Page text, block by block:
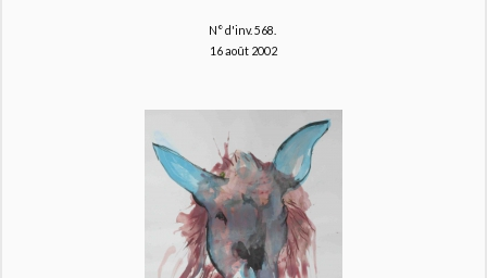
N° d'inv. 568.
16 août 2002